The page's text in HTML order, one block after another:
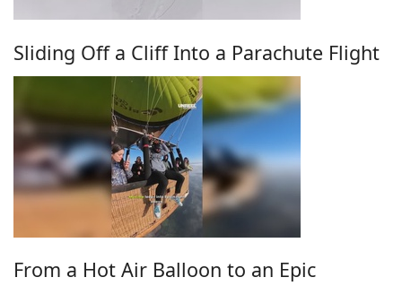
Sliding Off a Cliff Into a Parachute Flight
From a Hot Air Balloon to an Epic